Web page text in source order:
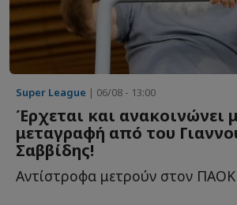
Super League | 06/08 - 13:00
Έρχεται και ανακοινώνει
μεταγραφή από του
Σαββίδης!